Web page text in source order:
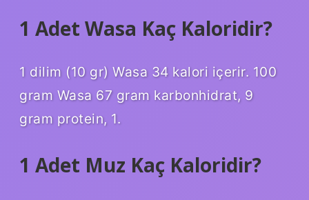
1 Adet Wasa Kaç Kaloridir?
1 dilim (10 gr) Wasa 34 kalori içerir. 100
gram Wasa 67 gram karbonhidrat, 9
gram protein, 1.
1 Adet Muz Kaç Kaloridir?